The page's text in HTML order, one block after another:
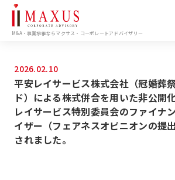
M&A・事業承継ならマクサス・コーポレートアドバイザリー
2026.02.10
平安レイサービス株式会社（冠婚葬
ド）による株式併合を用いた非公開
レイサービス特別委員会のファイナ
イザー（フェアネスオピニオンの提
されました。